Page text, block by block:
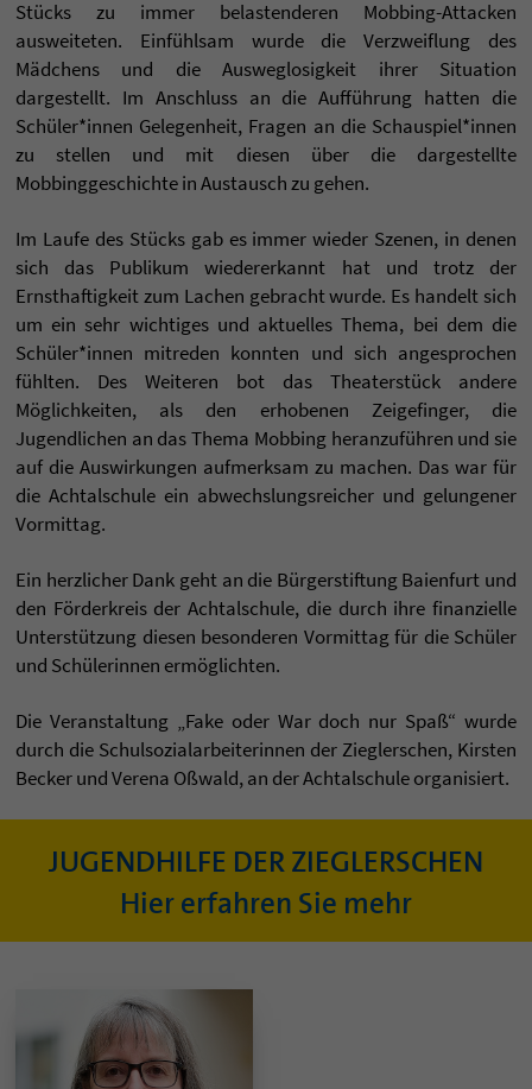
Stücks zu immer belastenderen Mobbing-Attacken
ausweiteten. Einfühlsam wurde die Verzweiflung des
Mädchens und die Ausweglosigkeit ihrer Situation
dargestellt. Im Anschluss an die Aufführung hatten die
Schüler*innen Gelegenheit, Fragen an die Schauspiel*innen
zu stellen und mit diesen über die dargestellte
Mobbinggeschichte in Austausch zu gehen.
Im Laufe des Stücks gab es immer wieder Szenen, in denen
sich das Publikum wiedererkannt hat und trotz der
Ernsthaftigkeit zum Lachen gebracht wurde. Es handelt sich
um ein sehr wichtiges und aktuelles Thema, bei dem die
Schüler*innen mitreden konnten und sich angesprochen
fühlten. Des Weiteren bot das Theaterstück andere
Möglichkeiten, als den erhobenen Zeigefinger, die
Jugendlichen an das Thema Mobbing heranzuführen und sie
auf die Auswirkungen aufmerksam zu machen. Das war für
die Achtalschule ein abwechslungsreicher und gelungener
Vormittag.
Ein herzlicher Dank geht an die Bürgerstiftung Baienfurt und
den Förderkreis der Achtalschule, die durch ihre finanzielle
Unterstützung diesen besonderen Vormittag für die Schüler
und Schülerinnen ermöglichten.
Die Veranstaltung „Fake oder War doch nur Spaß“ wurde
durch die Schulsozialarbeiterinnen der Zieglerschen, Kirsten
Becker und Verena Oßwald, an der Achtalschule organisiert.
JUGENDHILFE DER ZIEGLERSCHEN
Hier erfahren Sie mehr